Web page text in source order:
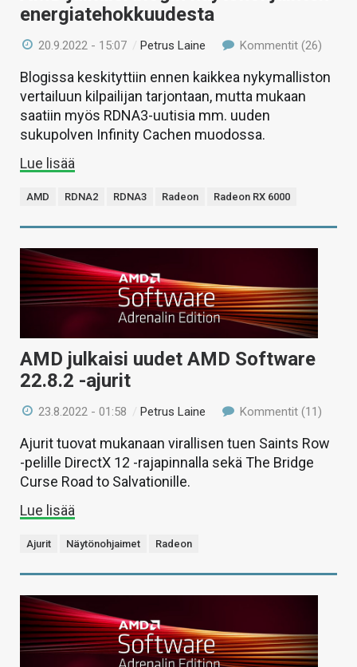
energiatehokkuudesta
20.9.2022 - 15:07 / Petrus Laine Kommentit (26)
Blogissa keskityttiin ennen kaikkea nykymalliston
vertailuun kilpailijan tarjontaan, mutta mukaan
saatiin myös RDNA3-uutisia mm. uuden
sukupolven Infinity Cachen muodossa.
Lue lisää
AMD RDNA2 RDNA3 Radeon Radeon RX 6000
AMD julkaisi uudet AMD Software
22.8.2 -ajurit
23.8.2022 - 01:58 /Petrus Laine Kommentit (11)
Ajurit tuovat mukanaan virallisen tuen Saints Row
-pelille DirectX 12 -rajapinnalla sekä The Bridge
Curse Road to Salvationille.
Lue lisää
Ajurit Näytönohjaimet Radeon